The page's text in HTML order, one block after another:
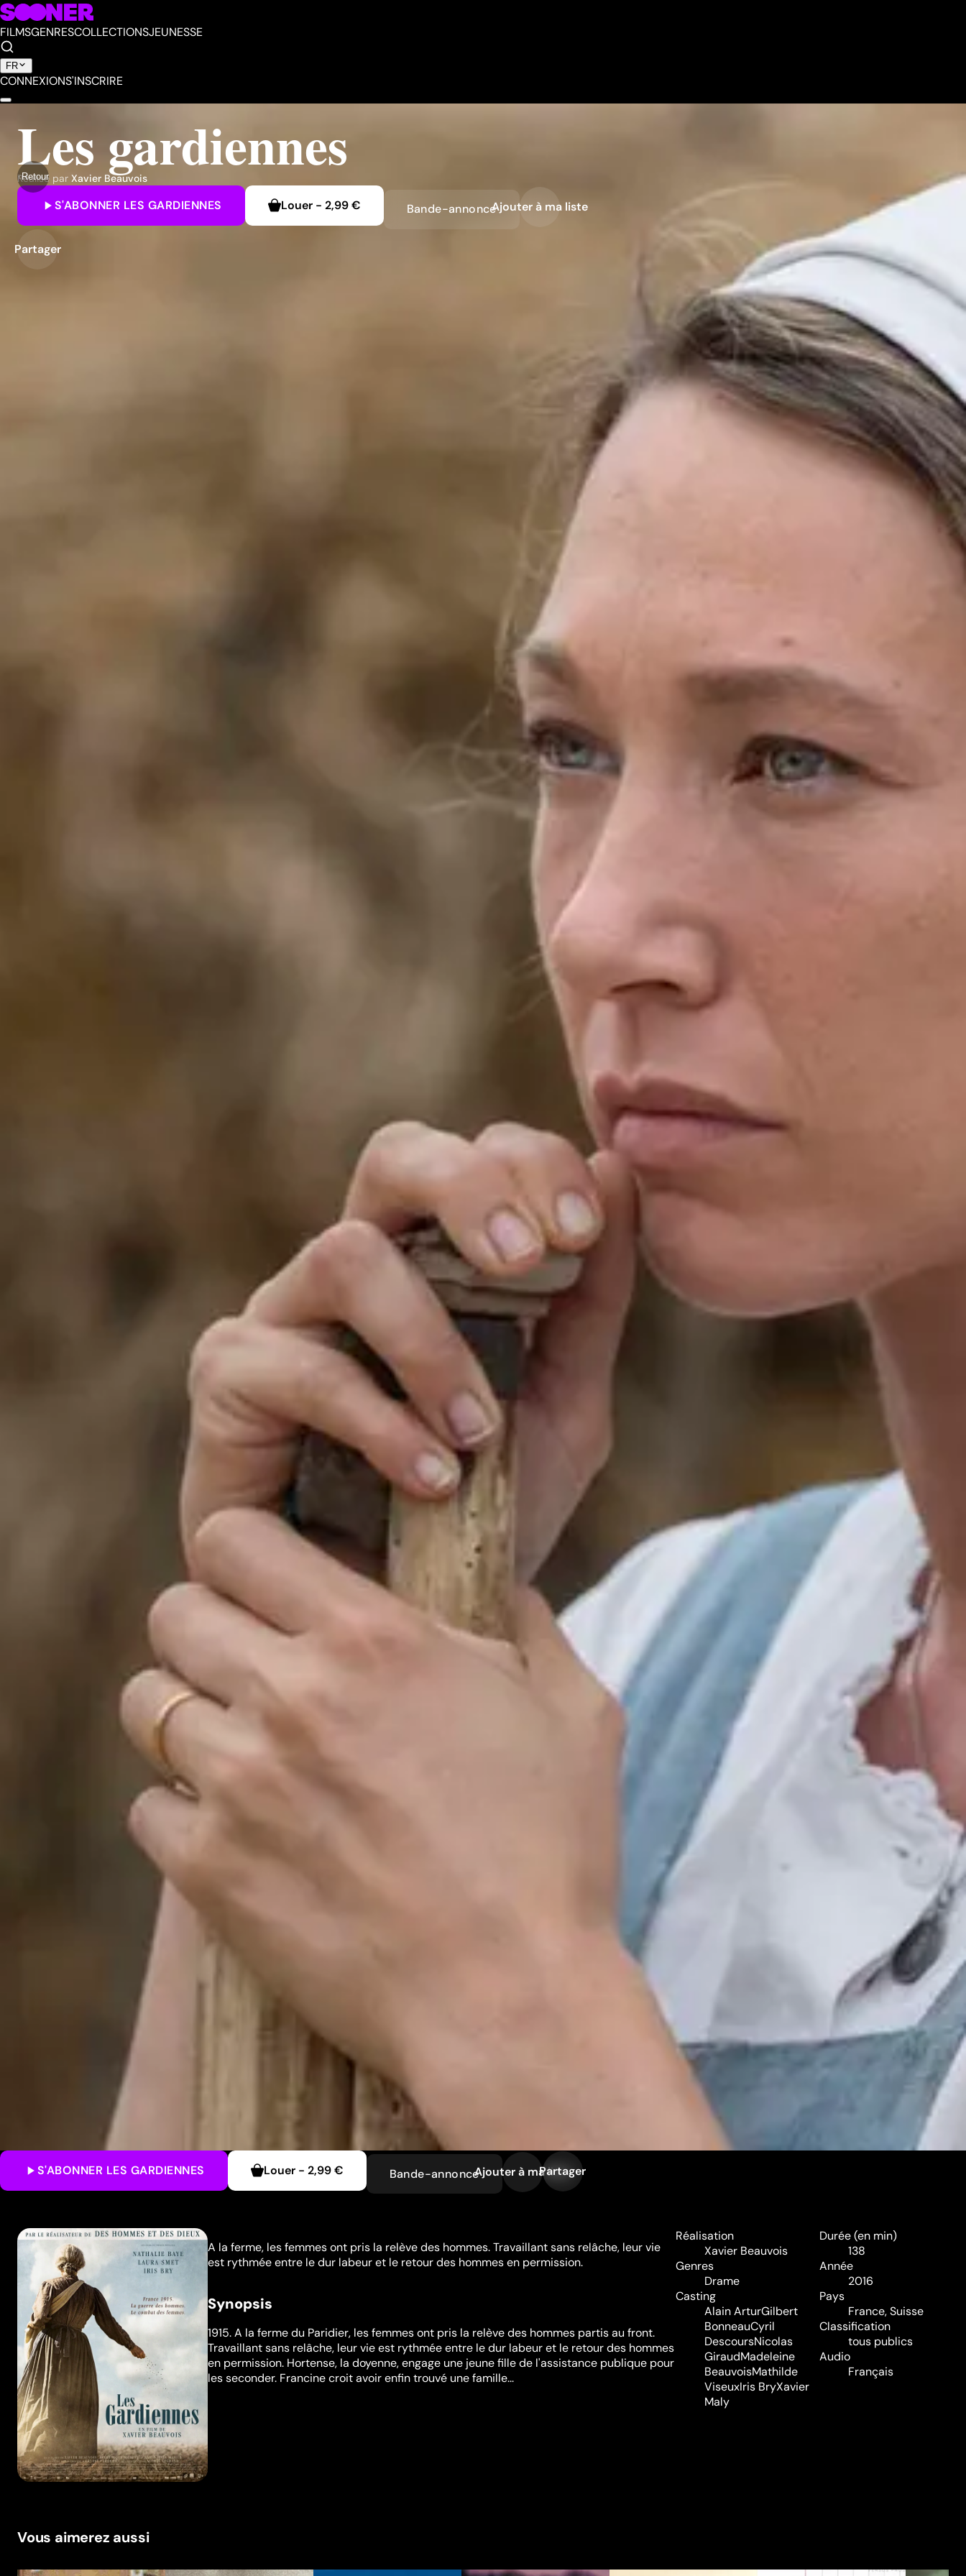
FILMSGENRESCOLLECTIONSJEUNESSE
FR
CONNEXIONS'INSCRIRE
Retour
Les gardiennes
Réalisé par Xavier Beauvois
S'ABONNER LES GARDIENNES Louer- 2,99 € Bande-annonceAjouter à ma liste
Partager
S'ABONNER LES GARDIENNES Louer- 2,99 € Bande-annonceAjouter à ma liste
Partager
A la ferme, les femmes ont pris la relève des hommes. Travaillant sans relâche, leur vie
est rythmée entre le dur labeur et le retour des hommes en permission.
Synopsis
1915. A la ferme du Paridier, les femmes ont pris la relève des hommes partis au front.
Travaillant sans relâche, leur vie est rythmée entre le dur labeur et le retour des hommes
en permission. Hortense, la doyenne, engage une jeune fille de l'assistance publique pour
les seconder. Francine croit avoir enfin trouvé une famille...
Réalisation
Xavier Beauvois
Genres
Drame
Casting
Alain ArturGilbert
BonneauCyril
DescoursNicolas
GiraudMadeleine
BeauvoisMathilde
ViseuxIris BryXavier
Maly
Durée (en min)
138
Année
2016
Pays
France, Suisse
Classification
tous publics
Audio
Français
Vous aimerez aussi